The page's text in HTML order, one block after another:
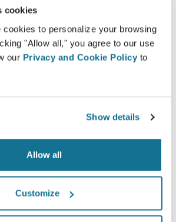
cookies
cookies to personalize your browsing
"Allow all," you agree to our use
our Privacy and Cookie Policy to
Show details
Allow all
Customize
com pacientes que se submeteram
Suíça.